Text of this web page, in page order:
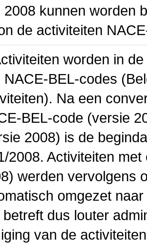
2008 kunnen worden
de activiteiten
worden in
NACE-BEL-codes
Na een
BEL-code (versie
2008) is de
2008. Activiteiten
werden vervolgens
omgezet
betreft dus louter
van de